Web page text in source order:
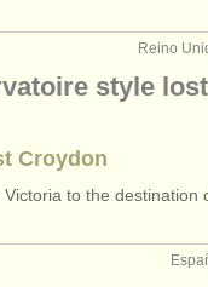
Reino
style lost
Croydon
to the destination